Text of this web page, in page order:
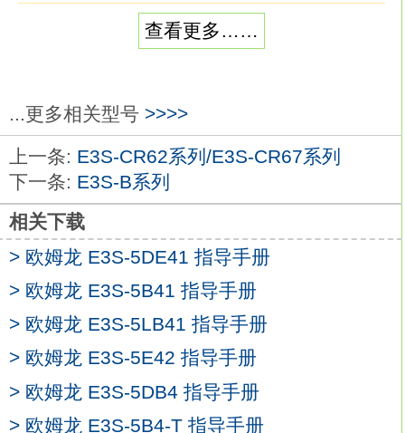
特长：长距离开口角6°，
弯曲半径(mm):R10。
形状：φ3。
检测距离：0.8mm欧姆龙E3S-5E4S-45。
连接方式：M8接插件中继型(0.3m)。
导线规格：PVC（耐油）。
动作模式：NC。
接线颜色/插针配置：①：+V, ③：0V；④：
控制输出E3S-5E4S-45
输出类型：NPN输出。
小型接近传感器，安装异常“轻松”!
到保养的安装调整工时。
检测距离以往的1.5倍定位调整“轻松”。
为了实现稳定检测，推荐检测距离×0.7以内
查看更多……
...更多相关型号 >>>>
上一条: E3S-CR62系列/E3S-CR67系列
下一条: E3S-B系列
相关下载
> 欧姆龙 E3S-5DE41 指导手册
> 欧姆龙 E3S-5B41 指导手册
> 欧姆龙 E3S-5LB41 指导手册
> 欧姆龙 E3S-5E42 指导手册
> 欧姆龙 E3S-5DB4 指导手册
> 欧姆龙 E3S-5B4-T 指导手册